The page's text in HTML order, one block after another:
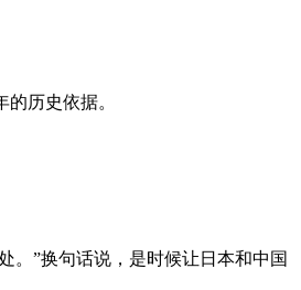
历史依据。
。”换句话说，是时候让日本和中国